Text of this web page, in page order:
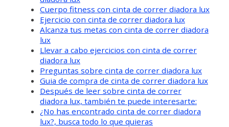
Cuerpo fitness con cinta de correr diadora lux
Ejercicio con cinta de correr diadora lux
Alcanza tus metas con cinta de correr diadora
lux
Llevar a cabo ejercicios con cinta de correr
diadora lux
Preguntas sobre cinta de correr diadora lux
Guia de compra de cinta de correr diadora lux
Después de leer sobre cinta de correr
diadora lux, también te puede interesarte:
¿No has encontrado cinta de correr diadora
lux?, busca todo lo que quieras